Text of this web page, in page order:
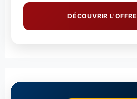
DÉCOUVRIR L'OFFRE